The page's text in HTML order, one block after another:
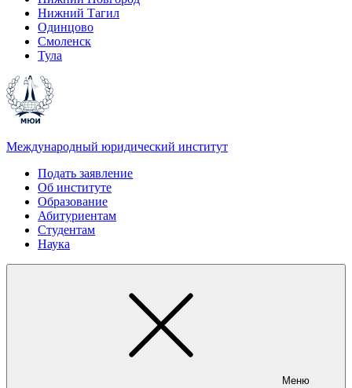
Нижний Тагил
Одинцово
Смоленск
Тула
Международный юридический институт
Подать заявление
Об институте
Образование
Абитуриентам
Студентам
Наука
Меню